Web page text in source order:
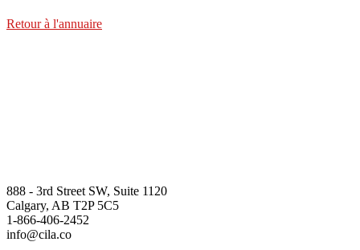
Retour à l'annuaire
888 - 3rd Street SW, Suite 1120
Calgary, AB T2P 5C5
1-866-406-2452
info@cila.co